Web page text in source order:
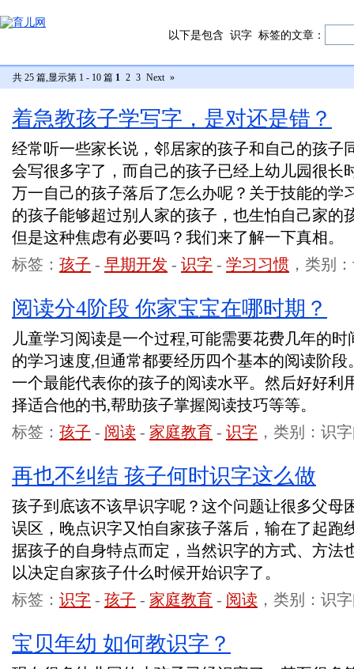
以下是包含 识字 标签的文章：
共 25 篇,显示第 1 - 10 篇 1 2 3 Next »
着急教孩子学写字，是对还是错？
经常听一些家长说，邻居家的孩子和自己的孩子
会写很多字了，而自己的孩子已经上幼儿园很长
万一自己的孩子落后了怎么办呢？关于技能的学
的孩子能够超过别人家的孩子，也生怕自己家的
但是这种焦虑有必要吗？我们来了解一下真相。
标签： 孩子 - 早期开发 - 识字 - 学习习惯 ，类别
阅读分4阶段 你家宝宝在哪时期？
儿童学习阅读是一个过程,可能需要花费几年的
的学习速度,但通常都要经历四个基本的阅读阶
一个最能代表你的孩子的阅读水平。然后好好利
择适合他的书,帮助孩子掌握阅读技巧等等。
标签： 孩子 - 阅读 - 家庭教育 - 识字 ，类别：识
再也不纠结 孩子何时识字这么做
孩子到底该不该早识字呢？这个问题让很多父母
误区，晚点识字又怕自家孩子落后，输在了起跑
据孩子的自身特点而定，当然识字的方式、方法
以决定自家孩子什么时候开始识字了。
标签： 识字 - 孩子 - 家庭教育 - 阅读 ，类别：识
宝贝年幼 如何教识字？